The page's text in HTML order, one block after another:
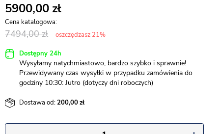
5900,00
7494,00 oszczędzasz 21%
Dostępny 24h
Wysyłamy natychmiastowo, bardzo szybko i sprawnie!
Przewidywany czas wysyłki w przypadku zamówienia do
godziny 10:30: Jutro (dotyczy dni roboczych)
Dostawa od:200,00